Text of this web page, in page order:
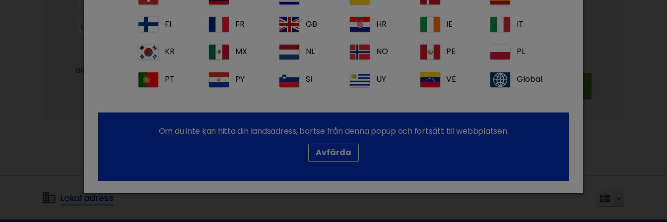
Glömt ditt lösenord?
Komplett produkt- och sjukdomsinformation
Gratis supportmaterial, videor och webbsändningar
Registrera dig
Lokal adress
FI FR GB HR IE IT
KR MX NL NO PE PL
PT PY SI UY VE Global
Om du inte kan hitta din landsadress, bortse från denna popup och fortsätt till webbplatsen.
Avfärda